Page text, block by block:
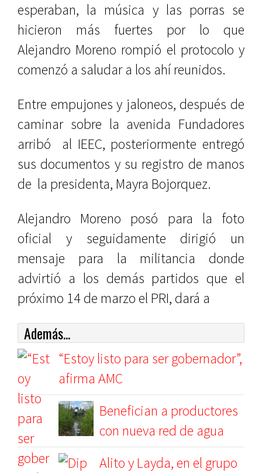
esperaban, la música y las porras se
hicieron más fuertes por lo que
Alejandro Moreno rompió el protocolo y
comenzó a saludar a los ahí reunidos.
Entre empujones y jaloneos, después de
caminar sobre la avenida Fundadores
arribó al IEEC, posteriormente entregó
sus documentos y su registro de manos
de la presidenta, Mayra Bojorquez.
Alejandro Moreno posó para la foto
oficial y seguidamente dirigió un
mensaje para la militancia donde
advirtió a los demás partidos que el
próximo 14 de marzo el PRI, dará a
Además...
“Estoy listo para ser gobernador”,
afirma AMC
Benefician a productores
con nueva red de agua
Alito y Layda, en el grupo